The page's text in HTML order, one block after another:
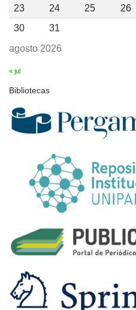
agosto 2026
23
24 25 26
30
31
« jul
Bibliotecas